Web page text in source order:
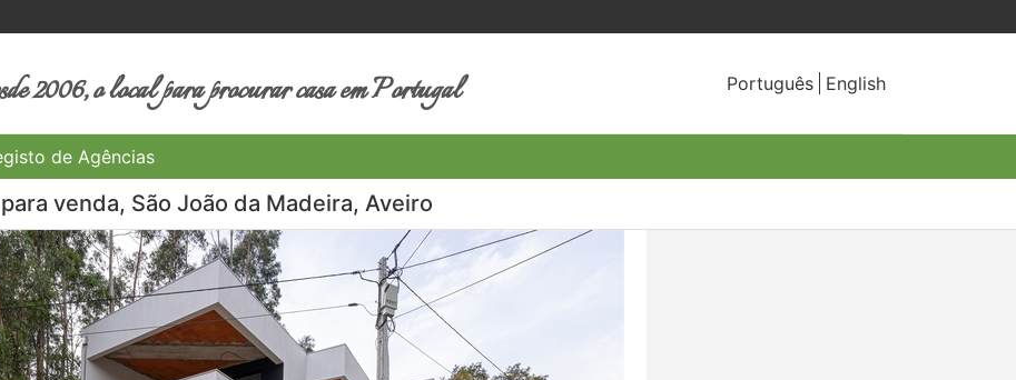
2006, o local para procurar casa em Portugal Português English
de Agências
venda, São João da Madeira, Aveiro